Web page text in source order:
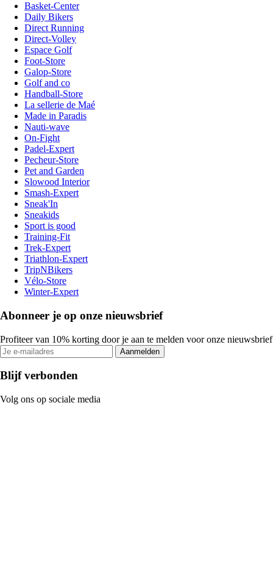
Basket-Center
Daily Bikers
Direct Running
Direct-Volley
Espace Golf
Foot-Store
Galop-Store
Golf and co
Handball-Store
La sellerie de Maé
Made in Paradis
Nauti-wave
On-Fight
Padel-Expert
Pecheur-Store
Pet and Garden
Slowood Interior
Smash-Expert
Sneak'In
Sneakids
Sport is good
Training-Fit
Trek-Expert
Triathlon-Expert
TripNBikers
Vélo-Store
Winter-Expert
Abonneer je op onze nieuwsbrief
Profiteer van 10% korting door je aan te melden voor onze nieuwsbrief
Aanmelden
Blijf verbonden
Volg ons op sociale media